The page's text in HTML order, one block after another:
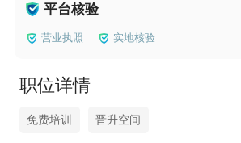
平台核验
营业执照 实地核验
职位详情
免费培训 晋升空间